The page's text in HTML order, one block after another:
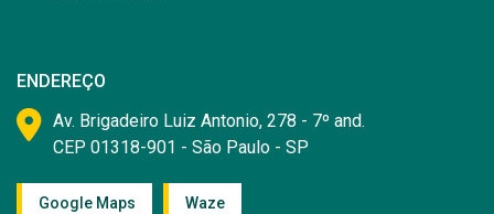
ENDEREÇO
Av. Brigadeiro Luiz Antonio, 278 - 7º and.
CEP 01318-901 - São Paulo - SP
Google Maps Waze